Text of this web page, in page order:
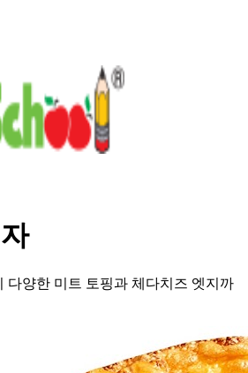
다양한 미트 토핑과 체다치즈 엣지까